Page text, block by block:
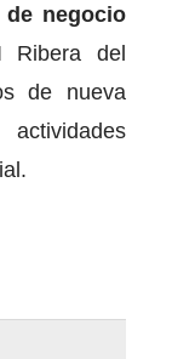
negocio
Ribera del
de nueva